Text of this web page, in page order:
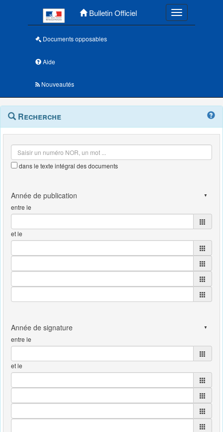
Bulletin Officiel Toggle
Documents opposables
Aide
Nouveautés
Navigation
outils
Menu
contextuel
Recherche
dans le texte intégral des documents
entre le
et le
entre le
et le